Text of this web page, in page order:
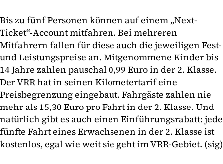
Bis zu fünf Personen können auf einem „Next-
Ticket“-Account mitfahren. Bei mehreren
Mitfahrern fallen für diese auch die jeweiligen Fest-
und Leistungspreise an. Mitgenommene Kinder bis
14 Jahre zahlen pauschal 0,99 Euro in der 2. Klasse.
Der VRR hat in seinen Kilometertarif eine
Preisbegrenzung eingebaut. Fahrgäste zahlen nie
mehr als 15,30 Euro pro Fahrt in der 2. Klasse. Und
natürlich gibt es auch einen Einführungsrabatt: jede
fünfte Fahrt eines Erwachsenen in der 2. Klasse ist
kostenlos, egal wie weit sie geht im VRR-Gebiet. (sig)